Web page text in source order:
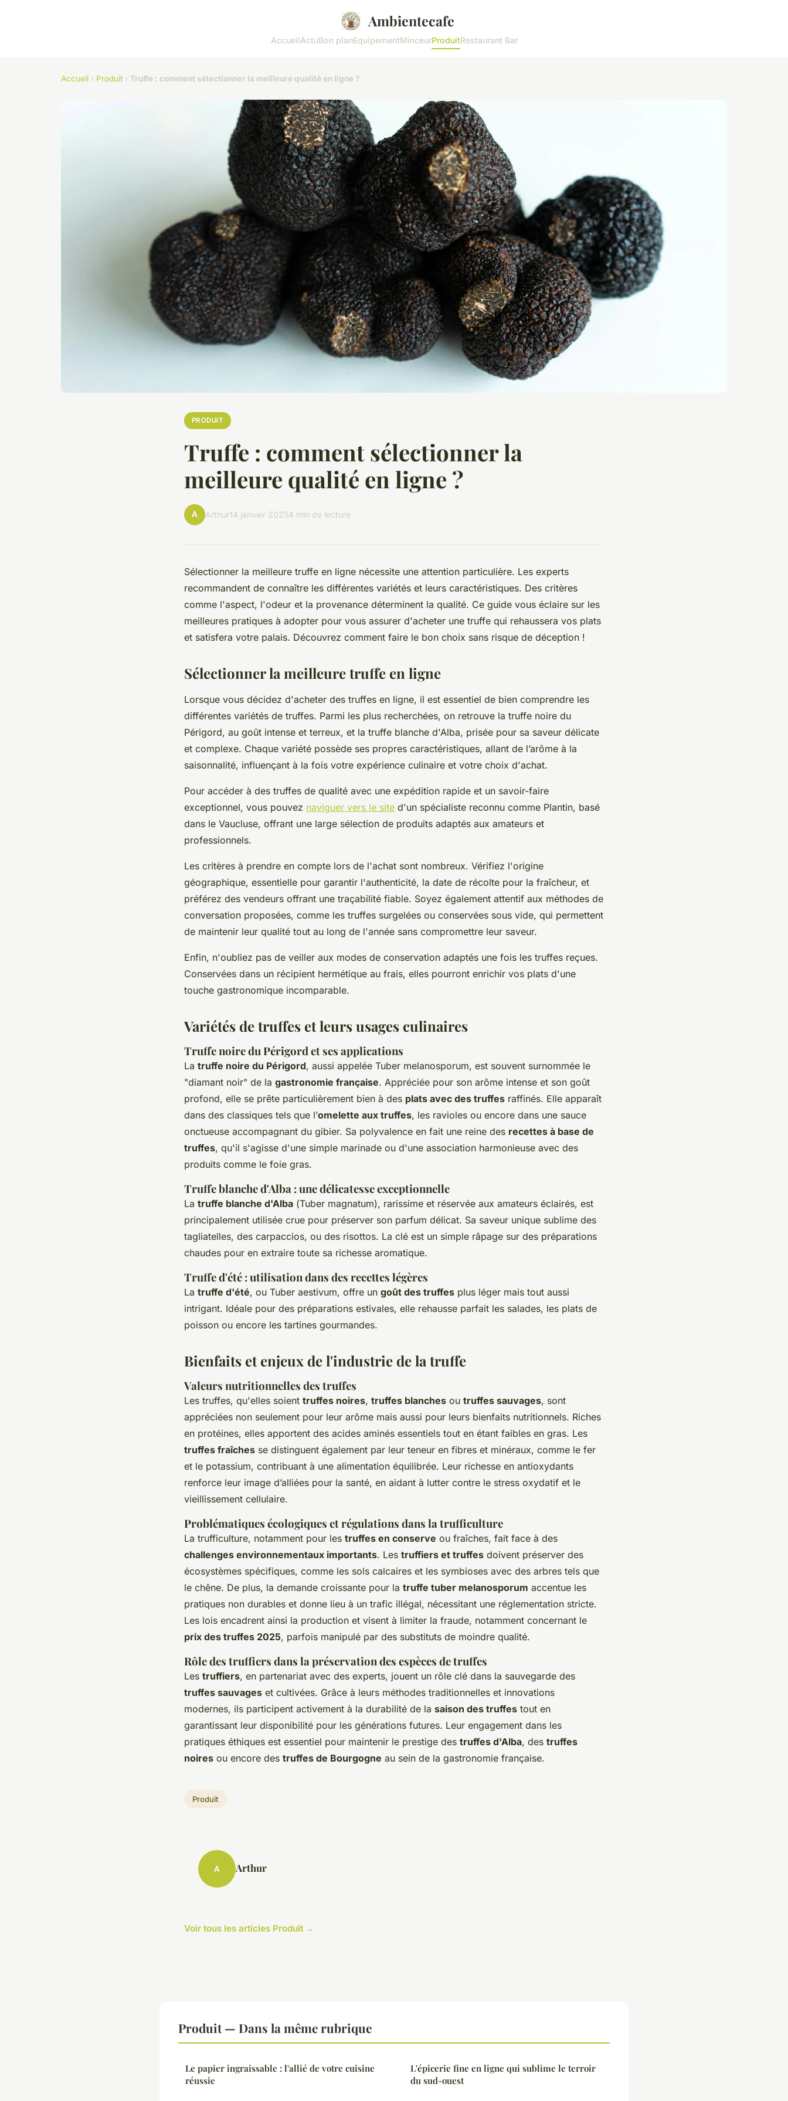
Ambientecafe
AccueilActuBon planEquipementMinceurProduitRestaurant Bar
Accueil › Produit › Truffe : comment sélectionner la meilleure qualité en ligne ?
PRODUIT
Truffe : comment sélectionner la
meilleure qualité en ligne ?
A Arthur14 janvier 20254 min de lecture
Sélectionner la meilleure truffe en ligne nécessite une attention particulière. Les experts
recommandent de connaître les différentes variétés et leurs caractéristiques. Des critères
comme l'aspect, l'odeur et la provenance déterminent la qualité. Ce guide vous éclaire sur les
meilleures pratiques à adopter pour vous assurer d'acheter une truffe qui rehaussera vos plats
et satisfera votre palais. Découvrez comment faire le bon choix sans risque de déception !
Sélectionner la meilleure truffe en ligne
Lorsque vous décidez d'acheter des truffes en ligne, il est essentiel de bien comprendre les
différentes variétés de truffes. Parmi les plus recherchées, on retrouve la truffe noire du
Périgord, au goût intense et terreux, et la truffe blanche d'Alba, prisée pour sa saveur délicate
et complexe. Chaque variété possède ses propres caractéristiques, allant de l’arôme à la
saisonnalité, influençant à la fois votre expérience culinaire et votre choix d'achat.
Pour accéder à des truffes de qualité avec une expédition rapide et un savoir-faire
exceptionnel, vous pouvez naviguer vers le site d'un spécialiste reconnu comme Plantin, basé
dans le Vaucluse, offrant une large sélection de produits adaptés aux amateurs et
professionnels.
Les critères à prendre en compte lors de l'achat sont nombreux. Vérifiez l'origine
géographique, essentielle pour garantir l'authenticité, la date de récolte pour la fraîcheur, et
préférez des vendeurs offrant une traçabilité fiable. Soyez également attentif aux méthodes de
conversation proposées, comme les truffes surgelées ou conservées sous vide, qui permettent
de maintenir leur qualité tout au long de l'année sans compromettre leur saveur.
Enfin, n'oubliez pas de veiller aux modes de conservation adaptés une fois les truffes reçues.
Conservées dans un récipient hermétique au frais, elles pourront enrichir vos plats d'une
touche gastronomique incomparable.
Variétés de truffes et leurs usages culinaires
Truffe noire du Périgord et ses applications
La truffe noire du Périgord, aussi appelée Tuber melanosporum, est souvent surnommée le
"diamant noir" de la gastronomie française. Appréciée pour son arôme intense et son goût
profond, elle se prête particulièrement bien à des plats avec des truffes raffinés. Elle apparaît
dans des classiques tels que l’omelette aux truffes, les ravioles ou encore dans une sauce
onctueuse accompagnant du gibier. Sa polyvalence en fait une reine des recettes à base de
truffes, qu'il s'agisse d'une simple marinade ou d'une association harmonieuse avec des
produits comme le foie gras.
Truffe blanche d'Alba : une délicatesse exceptionnelle
La truffe blanche d'Alba (Tuber magnatum), rarissime et réservée aux amateurs éclairés, est
principalement utilisée crue pour préserver son parfum délicat. Sa saveur unique sublime des
tagliatelles, des carpaccios, ou des risottos. La clé est un simple râpage sur des préparations
chaudes pour en extraire toute sa richesse aromatique.
Truffe d'été : utilisation dans des recettes légères
La truffe d'été, ou Tuber aestivum, offre un goût des truffes plus léger mais tout aussi
intrigant. Idéale pour des préparations estivales, elle rehausse parfait les salades, les plats de
poisson ou encore les tartines gourmandes.
Bienfaits et enjeux de l'industrie de la truffe
Valeurs nutritionnelles des truffes
Les truffes, qu'elles soient truffes noires, truffes blanches ou truffes sauvages, sont
appréciées non seulement pour leur arôme mais aussi pour leurs bienfaits nutritionnels. Riches
en protéines, elles apportent des acides aminés essentiels tout en étant faibles en gras. Les
truffes fraîches se distinguent également par leur teneur en fibres et minéraux, comme le fer
et le potassium, contribuant à une alimentation équilibrée. Leur richesse en antioxydants
renforce leur image d’alliées pour la santé, en aidant à lutter contre le stress oxydatif et le
vieillissement cellulaire.
Problématiques écologiques et régulations dans la trufficulture
La trufficulture, notamment pour les truffes en conserve ou fraîches, fait face à des
challenges environnementaux importants. Les truffiers et truffes doivent préserver des
écosystèmes spécifiques, comme les sols calcaires et les symbioses avec des arbres tels que
le chêne. De plus, la demande croissante pour la truffe tuber melanosporum accentue les
pratiques non durables et donne lieu à un trafic illégal, nécessitant une réglementation stricte.
Les lois encadrent ainsi la production et visent à limiter la fraude, notamment concernant le
prix des truffes 2025, parfois manipulé par des substituts de moindre qualité.
Rôle des truffiers dans la préservation des espèces de truffes
Les truffiers, en partenariat avec des experts, jouent un rôle clé dans la sauvegarde des
truffes sauvages et cultivées. Grâce à leurs méthodes traditionnelles et innovations
modernes, ils participent activement à la durabilité de la saison des truffes tout en
garantissant leur disponibilité pour les générations futures. Leur engagement dans les
pratiques éthiques est essentiel pour maintenir le prestige des truffes d'Alba, des truffes
noires ou encore des truffes de Bourgogne au sein de la gastronomie française.
Produit
A Arthur
Voir tous les articles Produit →
Produit — Dans la même rubrique
Le papier ingraissable : l'allié de votre cuisine
réussie
L'épicerie fine en ligne qui sublime le terroir
du sud-ouest